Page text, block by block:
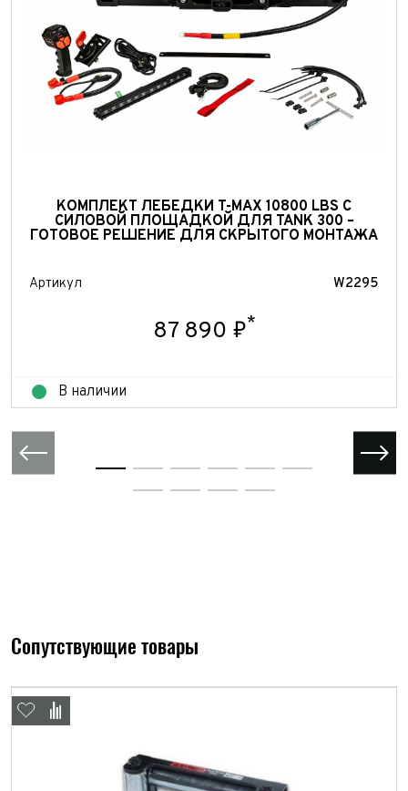
КОМПЛЕКТ ЛЕБЕДКИ T-MAX 10800 LBS С
СИЛОВОЙ ПЛОЩАДКОЙ ДЛЯ TANK 300 –
ГОТОВОЕ РЕШЕНИЕ ДЛЯ СКРЫТОГО МОНТАЖА
Артикул W2295
87 890 ₽*
В наличии
Сопутствующие товары
Принимаю условиясоглашенияоб обработке
персональных данных
Количество владельцев
Принимаю условиясоглашенияоб обработке
персональных данных
Принимаю условиясоглашенияоб обработке
персональных данных
Отправить